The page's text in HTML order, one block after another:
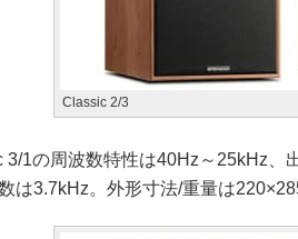
Classic 2/3
1の周波数特性は40Hz～25kHz、
は3.7kHz。外形寸法/重量は